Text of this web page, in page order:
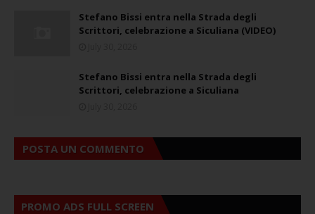
Stefano Bissi entra nella Strada degli
Scrittori, celebrazione a Siculiana (VIDEO)
Stefano Bissi entra nella Strada degli
Scrittori, celebrazione a Siculiana
POSTA UN COMMENTO
PROMO ADS FULL SCREEN